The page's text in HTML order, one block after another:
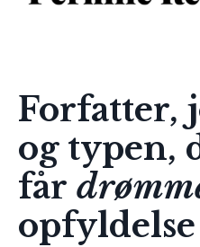
Forfatter,
og typen,
får
opfyldelse